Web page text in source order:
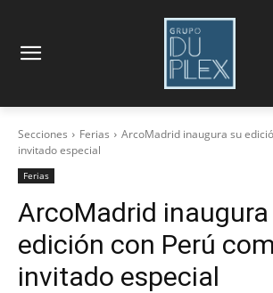
Secciones Ferias
ArcoMadrid inaugura su
invitado especial
Ferias
ArcoMadrid inaugura
edición con Perú
invitado especial